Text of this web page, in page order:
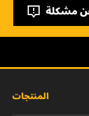
مشكلة
المنتجات